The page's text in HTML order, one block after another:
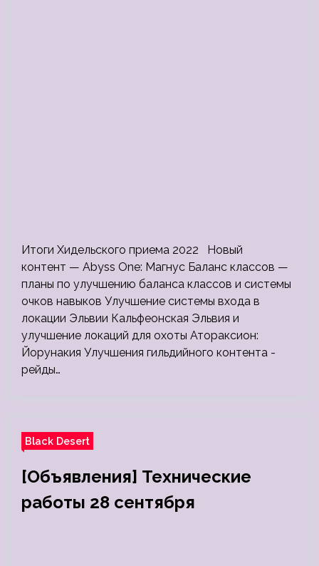
Итоги Хидельского приема 2022 Новый
контент — Abyss One: Магнус Баланс классов —
планы по улучшению баланса классов и системы
очков навыков Улучшение системы входа в
локации Эльвии Кальфеонская Эльвия и
улучшение локаций для охоты Атораксион:
Йорунакия Улучшения гильдийного контента -
рейды…
Black Desert
[Объявления] Технические
работы 28 сентября